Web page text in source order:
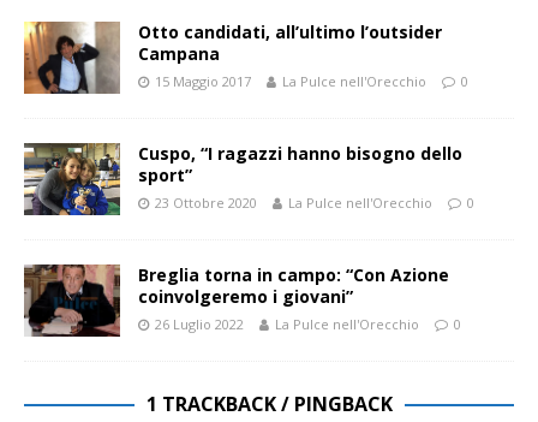
Otto candidati, all’ultimo l’outsider
Campana
15 Maggio 2017 La Pulce nell'Orecchio 0
Cuspo, “I ragazzi hanno bisogno dello
sport”
23 Ottobre 2020 La Pulce nell'Orecchio 0
Breglia torna in campo: “Con Azione
coinvolgeremo i giovani”
26 Luglio 2022 La Pulce nell'Orecchio 0
1 TRACKBACK / PINGBACK